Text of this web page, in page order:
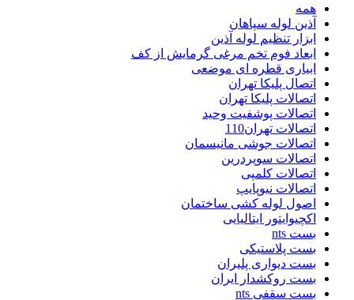
همه
آذین لوله سپاهان
ابزار تنظیم لوله آذین
ابعاد فوم تخم مرغی گرمایش از کف
ابیاری قطره ای موضعی
اتصال پلیکا تهران
اتصالات پلیکا تهران
اتصالات پوشفیت وحید
اتصالات تهران110
اتصالات جوشی مانیسمان
اتصالات سوپردرین
اتصالات کلمپی
اتصالات نیوپایپ
اصول لوله کشی ساختمان
اکچیوایتور ایتالیایی
بست nts
بست پلاستیکی
بست دیواری پلیران
بست روکشدار ایران
بست سقفی nts